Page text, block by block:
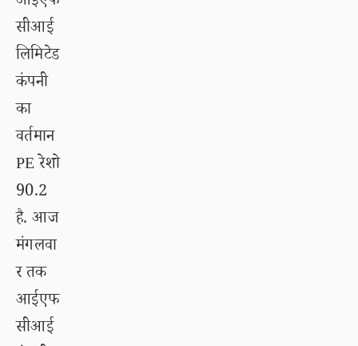
सीआई
लिमिटेड
कंपनी
का
वर्तमान
PE रेशो
90.2
है. आज
मंगलवा
र तक
आईएफ
सीआई